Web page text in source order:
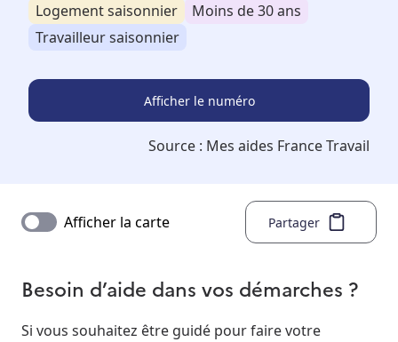
Logement saisonnier
Moins de 30 ans
Travailleur saisonnier
Afficher le numéro
Source : Mes aides France Travail
Afficher la carte Partager
Besoin d’aide dans vos démarches ?
Si vous souhaitez être guidé pour faire votre